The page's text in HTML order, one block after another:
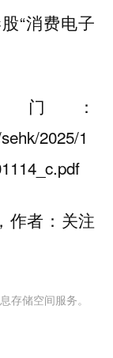
“消费电子
：
2025/1
作者：关注
存储空间服务。